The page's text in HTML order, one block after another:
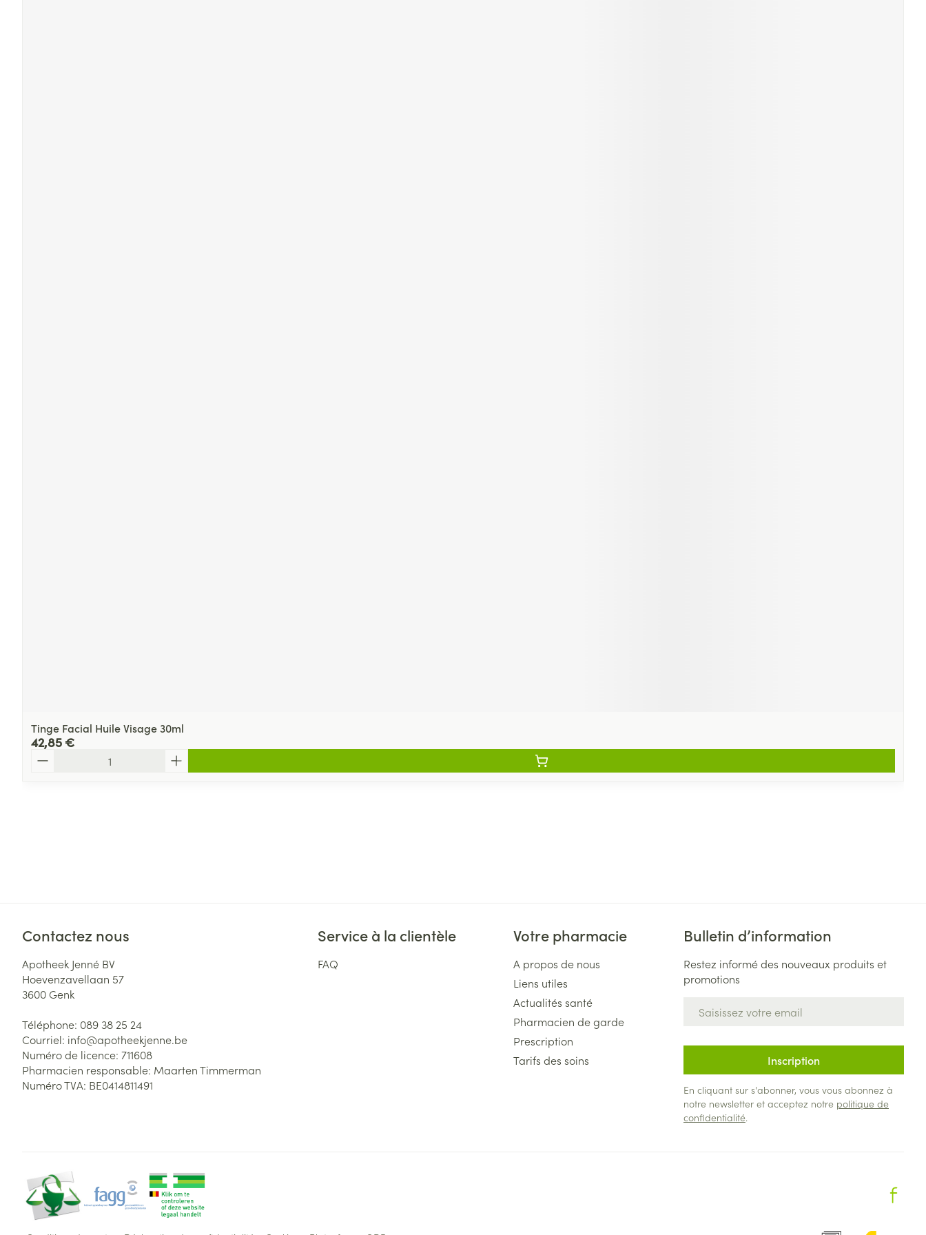
Tinge Facial Huile Visage 30ml
42,85 €
Contactez nous
Apotheek Jenné BV
Hoevenzavellaan 57
3600 Genk
Téléphone: 089 38 25 24
Courriel: info@apotheekjenne.be
Numéro de licence: 711608
Pharmacien responsable: Maarten Timmerman
Numéro TVA: BE0414811491
Service à la clientèle
FAQ
Votre pharmacie
A propos de nous
Liens utiles
Actualités santé
Pharmacien de garde
Prescription
Tarifs des soins
Bulletin d’information
Restez informé des nouveaux produits et
promotions
Inscription
En cliquant sur s'abonner, vous vous abonnez à
notre newsletter et acceptez notre politique de
confidentialité.